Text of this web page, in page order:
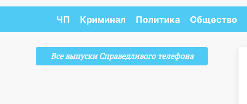
ЧП Криминал Политика Общество
Все выпуски Справедливого телефона